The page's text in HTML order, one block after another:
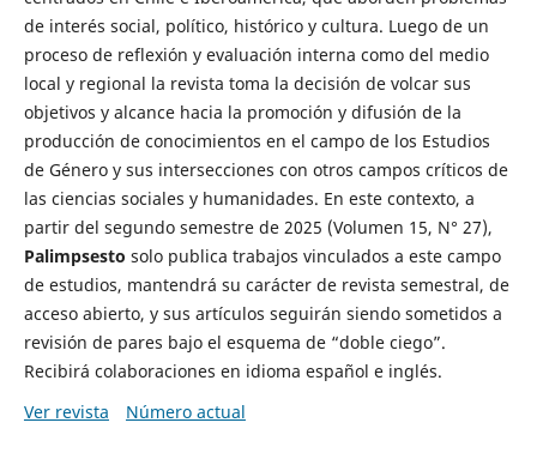
de interés social, político, histórico y cultura. Luego de un
proceso de reflexión y evaluación interna como del medio
local y regional la revista toma la decisión de volcar sus
objetivos y alcance hacia la promoción y difusión de la
producción de conocimientos en el campo de los Estudios
de Género y sus intersecciones con otros campos críticos de
las ciencias sociales y humanidades. En este contexto, a
partir del segundo semestre de 2025 (Volumen 15, N° 27),
Palimpsesto solo publica trabajos vinculados a este campo
de estudios, mantendrá su carácter de revista semestral, de
acceso abierto, y sus artículos seguirán siendo sometidos a
revisión de pares bajo el esquema de “doble ciego”.
Recibirá colaboraciones en idioma español e inglés.
Ver revista
Número actual